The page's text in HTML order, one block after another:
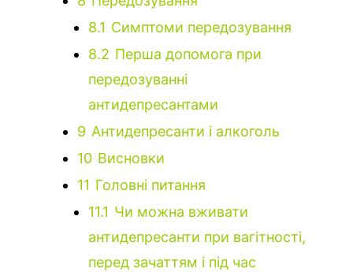
8.1 Симптоми передозування
8.2 Перша допомога при
передозуванні
антидепресантами
9 Антидепресанти і алкоголь
10 Висновки
11 Головні питання
11.1 Чи можна вживати
антидепресанти при вагітності,
перед зачаттям і під час